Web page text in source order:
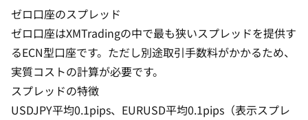
ゼロ口座のスプレッド
ゼロ口座はXMTradingの中で最も狭いスプレッドを提供す
るECN型口座です。ただし別途取引手数料がかかるため、
実質コストの計算が必要です。
スプレッドの特徴
USDJPY平均0.1pips、EURUSD平均0.1pips（表示スプレ